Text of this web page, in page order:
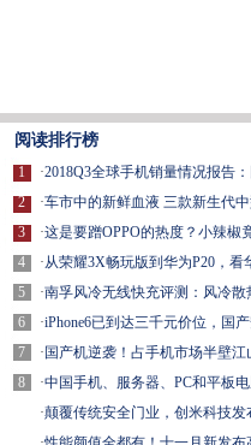
阅读排行榜
1
2
3
4
5
6
7
8
·2018Q3全球手机销量情况报告
·车市中的新鲜血液 三款新生代
·这是要蹭OPPO的热度？小辣椒
·从荣耀3X畅玩版到华为P20，看
·南孚风冷无线快充评测：风冷散
·iPhone6已到达三千元价位，国
· 国产机逆袭！占手机市场半壁
·中国手机、服务器、PC和平板
·颠覆传统安全门业，创米科技发